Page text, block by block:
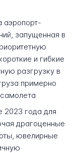
аэропорт-
запущенная в
и гибкие
разгрузку в
примерно
2023 года для
драгоценные
ювелирные